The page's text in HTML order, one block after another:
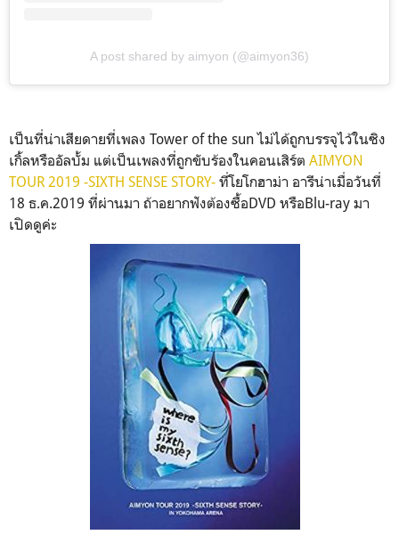
A post shared by aimyon (@aimyon36)
เป็นที่น่าเสียดายที่เพลง Tower of the sun ไม่ได้ถูกบรรจุไว้ในซิง
เกิ้ลหรืออัลบั้ม แต่เป็นเพลงที่ถูกขับร้องในคอนเสิร์ต AIMYON
TOUR 2019 -SIXTH SENSE STORY- ที่โยโกฮาม่า อารีน่าเมื่อวันที่
18 ธ.ค.2019 ที่ผ่านมา ถ้าอยากฟังต้องซื้อDVD หรือBlu-ray มา
เปิดดูค่ะ